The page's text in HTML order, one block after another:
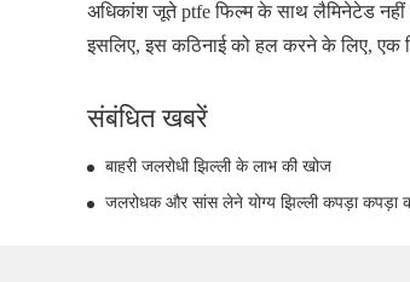
अधिकांश जूते ptfe फिल्म के साथ लैमिनेटेड
इसलिए, इस कठिनाई को हल करने के लिए, एक
संबंधित खबरें
बाहरी जलरोधी झिल्ली के लाभ की खोज
जलरोधक और सांस लेने योग्य झिल्ली कपड़ा कपड़ा